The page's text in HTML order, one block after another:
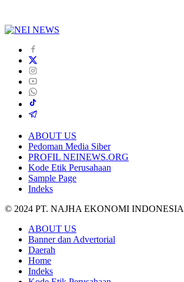
ABOUT US
Pedoman Media Siber
PROFIL NEINEWS.ORG
Kode Etik Perusahaan
Sample Page
Indeks
© 2024 PT. NAJHA EKONOMI INDONESIA
ABOUT US
Banner dan Advertorial
Daerah
Home
Indeks